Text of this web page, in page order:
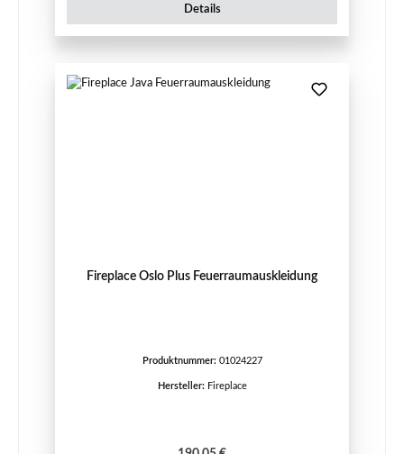
Details
Fireplace Oslo Plus Feuerraumauskleidung
Produktnummer: 01024227
Hersteller: Fireplace